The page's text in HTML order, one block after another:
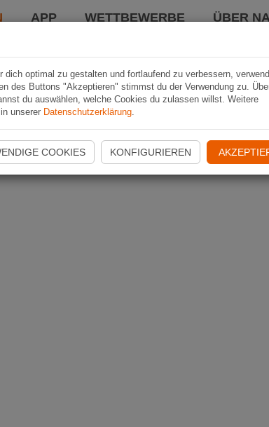
APP WETTBEWERBE ÜBER
dich optimal zu gestalten und fortlaufend zu verbessern,
des Buttons "Akzeptieren" stimmst du der Verwendung zu.
du auswählen, welche Cookies du zulassen willst. Weitere
unserer Datenschutzerklärung.
COOKIES KONFIGURIEREN